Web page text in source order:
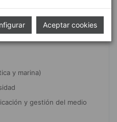
Aceptar cookies
y marina)
y gestión del medio